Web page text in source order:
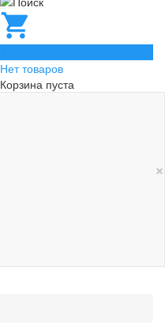
Нет товаров
Корзина пуста
×